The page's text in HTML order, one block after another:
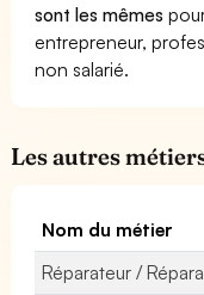
sont les mêmes
entrepreneur,
non salarié.
Les autres
Nom du métier
Réparateur /